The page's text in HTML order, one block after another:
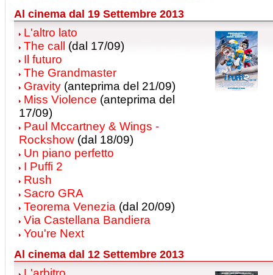
Al cinema dal 19 Settembre 2013
L'altro lato
The call
(dal 17/09)
Il futuro
The Grandmaster
Gravity (anteprima del 21/09)
Miss Violence (anteprima del
17/09)
Paul Mccartney & Wings -
Rockshow (dal 18/09)
Un piano perfetto
I Puffi 2
Rush
Sacro GRA
Teorema Venezia (dal 20/09)
Via Castellana Bandiera
You're Next
Al cinema dal 12 Settembre 2013